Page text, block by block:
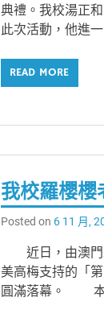
典禮。我校湯正
此次活動，他進
READ MORE
我校羅櫻櫻
Posted on 6 11 月,
近日，由澳門
美高梅支持的「
圓滿落幕。 本